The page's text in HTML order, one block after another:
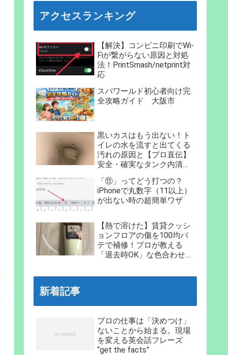
アクセスランキング
【解決】コンビニ印刷でWi-
Fiが繋がらない原因と対処
法！PrintSmash/netprint対
応
スパワールド初心者向け完
全攻略ガイド 大阪市
黒いカスはもう出ない！ト
イレの水を流すと出てくる
汚れの原因と【プロ直伝】
安全・確実なタンク内清掃
「⑪」ってどう打つの？
iPhoneで丸数字（11以上）
が出ない時の超簡単ワザ
【熱で溶けた】賃貸クッシ
ョンフロアの傷を100均パ
テで補修！プロが教える
「退去時OK」な色合わせと
新着記事
プロの仕事は「決めつけ」
ないことから始まる。現場
を変える英会話フレーズ
“get the facts”